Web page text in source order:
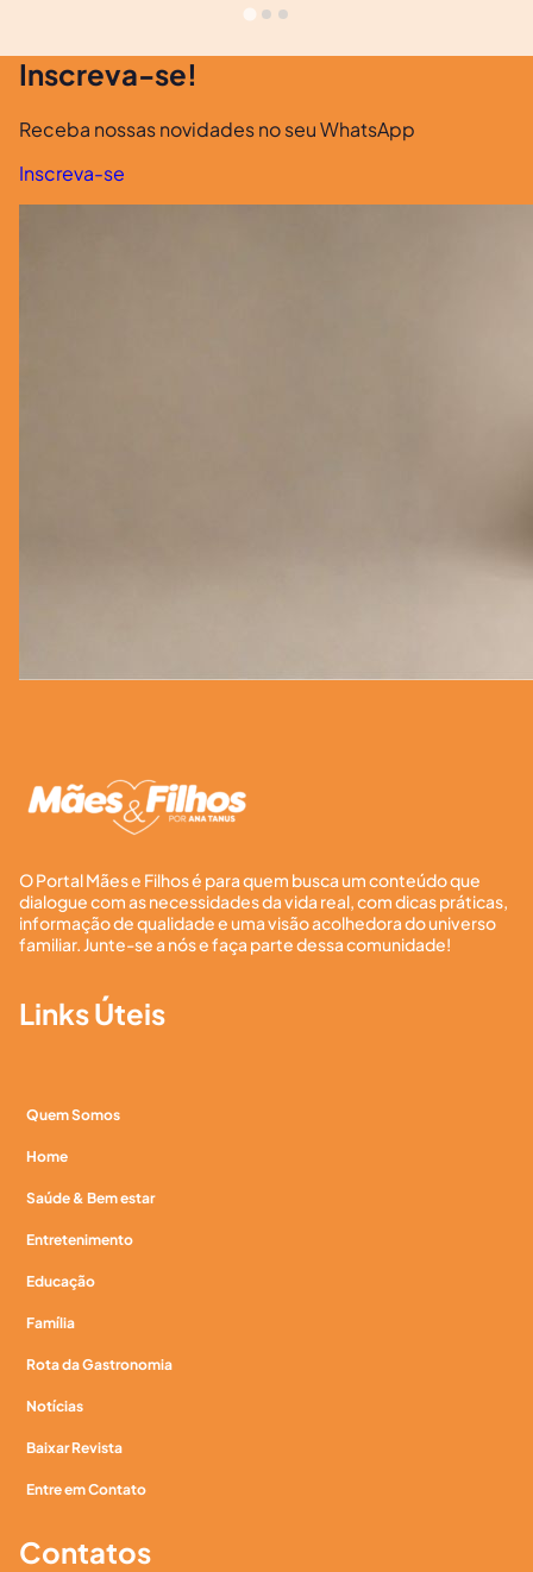
Inscreva-se!
Receba nossas novidades no seu WhatsApp
Inscreva-se
O Portal Mães e Filhos é para quem busca um conteúdo que
dialogue com as necessidades da vida real, com dicas práticas,
informação de qualidade e uma visão acolhedora do universo
familiar. Junte-se a nós e faça parte dessa comunidade!
Links Úteis
Quem Somos
Home
Saúde & Bem estar
Entretenimento
Educação
Família
Rota da Gastronomia
Notícias
Baixar Revista
Entre em Contato
Contatos